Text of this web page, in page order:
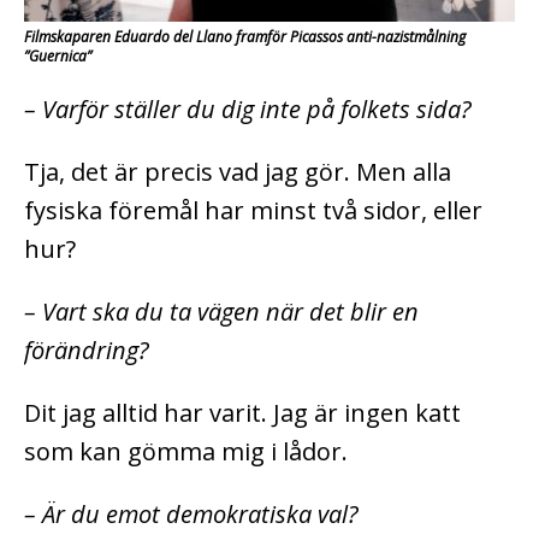
Filmskaparen Eduardo del Llano framför Picassos anti-nazistmålning
”Guernica”
– Varför ställer du dig inte på folkets sida?
Tja, det är precis vad jag gör. Men alla
fysiska föremål har minst två sidor, eller
hur?
– Vart ska du ta vägen när det blir en
förändring?
Dit jag alltid har varit. Jag är ingen katt
som kan gömma mig i lådor.
– Är du emot demokratiska val?